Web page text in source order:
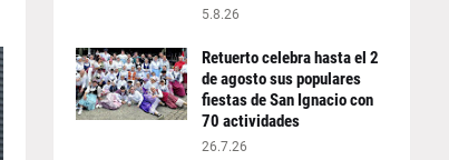
5.8.26
Retuerto celebra hasta el 2
de agosto sus populares
fiestas de San Ignacio con
70 actividades
26.7.26